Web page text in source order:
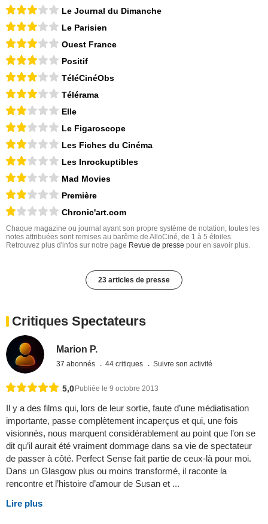
Le Journal du Dimanche
Le Parisien
Ouest France
Positif
TéléCinéObs
Télérama
Elle
Le Figaroscope
Les Fiches du Cinéma
Les Inrockuptibles
Mad Movies
Première
Chronic'art.com
Chaque magazine ou journal ayant son propre système de notation, toutes les
notes attribuées sont remises au barême de AlloCiné, de 1 à 5 étoiles.
Retrouvez plus d'infos sur notre page Revue de presse pour en savoir plus.
23 articles de presse
Critiques Spectateurs
Marion P.
37 abonnés 44 critiques Suivre son activité
5,0 Publiée le 9 octobre 2013
Il y a des films qui, lors de leur sortie, faute d’une médiatisation
importante, passe complètement incaperçus et qui, une fois
visionnés, nous marquent considérablement au point que l’on se
dit qu’il aurait été vraiment dommage dans sa vie de spectateur
de passer à côté. Perfect Sense fait partie de ceux-là pour moi.
Dans un Glasgow plus ou moins transformé, il raconte la
rencontre et l’histoire d’amour de Susan et ...
Lire plus